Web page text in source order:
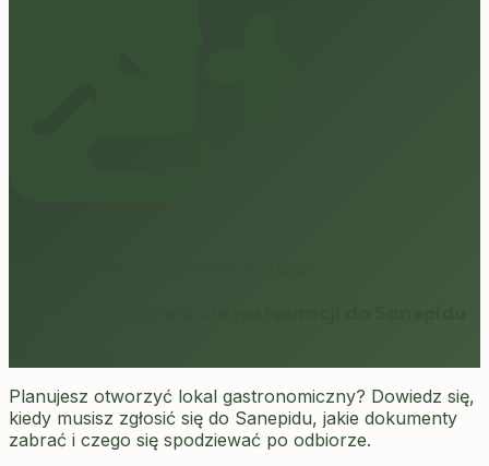
Planujesz otworzyć lokal gastronomiczny? Dowiedz się,
kiedy musisz zgłosić się do Sanepidu, jakie dokumenty
zabrać i czego się spodziewać po odbiorze.